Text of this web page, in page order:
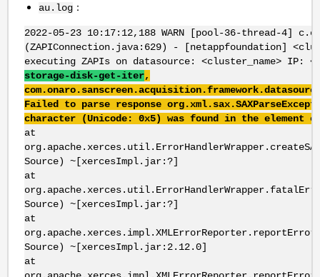
au.log ：
2022-05-23 10:17:12,188 WARN [pool-36-thread-4]
(ZAPIConnection.java:629) - [netappfoundation]
executing ZAPIs on datasource: <cluster_name> IP:
storage-disk-get-iter,
Failed to parse response
character (Unicode: 0x5) was found in the element
at
Source) ~[xercesImpl.jar:?]
at
Source) ~[xercesImpl.jar:?]
at
Source) ~[xercesImpl.jar:2.12.0]
at